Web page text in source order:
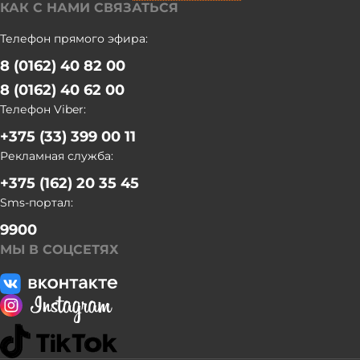
КАК С НАМИ СВЯЗАТЬСЯ
Телефон прямого эфира:
8 (0162) 40 82 00
8 (0162) 40 62 00
Телефон Viber:
+375 (33) 399 00 11
Рекламная служба:
+375 (162) 20 35 45
Sms-портал:
9900
МЫ В СОЦСЕТЯХ